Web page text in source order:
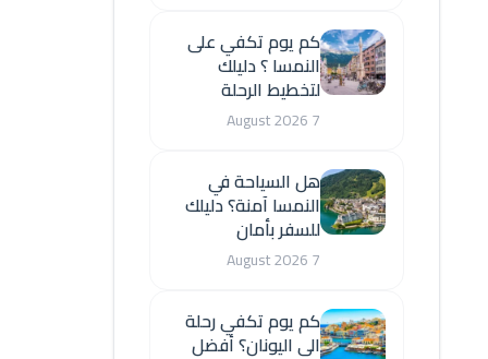
كم يوم تكفي على
النمسا ؟ دليلك
لتخطيط الرحلة
7 August 2026
هل السياحة في
النمسا آمنة؟ دليلك
للسفر بأمان
7 August 2026
كم يوم تكفي رحلة
الى اليونان؟ أفضل